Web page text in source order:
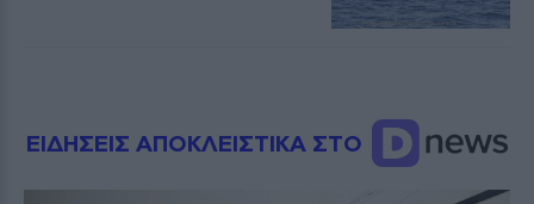
ΕΙΔΗΣΕΙΣ ΑΠΟΚΛΕΙΣΤΙΚΑ ΣΤΟ